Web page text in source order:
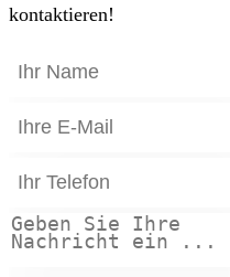
kontaktieren!